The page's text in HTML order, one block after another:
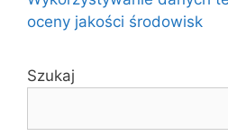
oceny jakości środowisk
Szukaj